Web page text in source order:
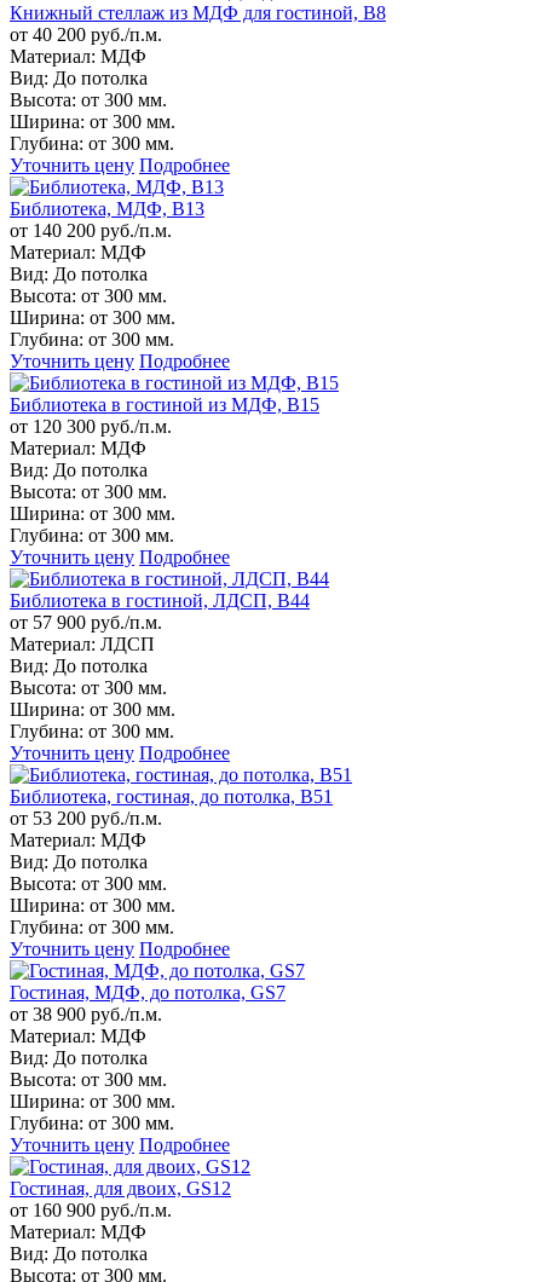
Книжный стеллаж из МДФ для гостиной, B8
от 40 200 руб./п.м.
Материал: МДФ
Вид: До потолка
Высота: от 300 мм.
Ширина: от 300 мм.
Глубина: от 300 мм.
Уточнить цену Подробнее
Библиотека, МДФ, B13
от 140 200 руб./п.м.
Материал: МДФ
Вид: До потолка
Высота: от 300 мм.
Ширина: от 300 мм.
Глубина: от 300 мм.
Уточнить цену Подробнее
Библиотека в гостиной из МДФ, B15
от 120 300 руб./п.м.
Материал: МДФ
Вид: До потолка
Высота: от 300 мм.
Ширина: от 300 мм.
Глубина: от 300 мм.
Уточнить цену Подробнее
Библиотека в гостиной, ЛДСП, B44
от 57 900 руб./п.м.
Материал: ЛДСП
Вид: До потолка
Высота: от 300 мм.
Ширина: от 300 мм.
Глубина: от 300 мм.
Уточнить цену Подробнее
Библиотека, гостиная, до потолка, B51
от 53 200 руб./п.м.
Материал: МДФ
Вид: До потолка
Высота: от 300 мм.
Ширина: от 300 мм.
Глубина: от 300 мм.
Уточнить цену Подробнее
Гостиная, МДФ, до потолка, GS7
от 38 900 руб./п.м.
Материал: МДФ
Вид: До потолка
Высота: от 300 мм.
Ширина: от 300 мм.
Глубина: от 300 мм.
Уточнить цену Подробнее
Гостиная, для двоих, GS12
от 160 900 руб./п.м.
Материал: МДФ
Вид: До потолка
Высота: от 300 мм.